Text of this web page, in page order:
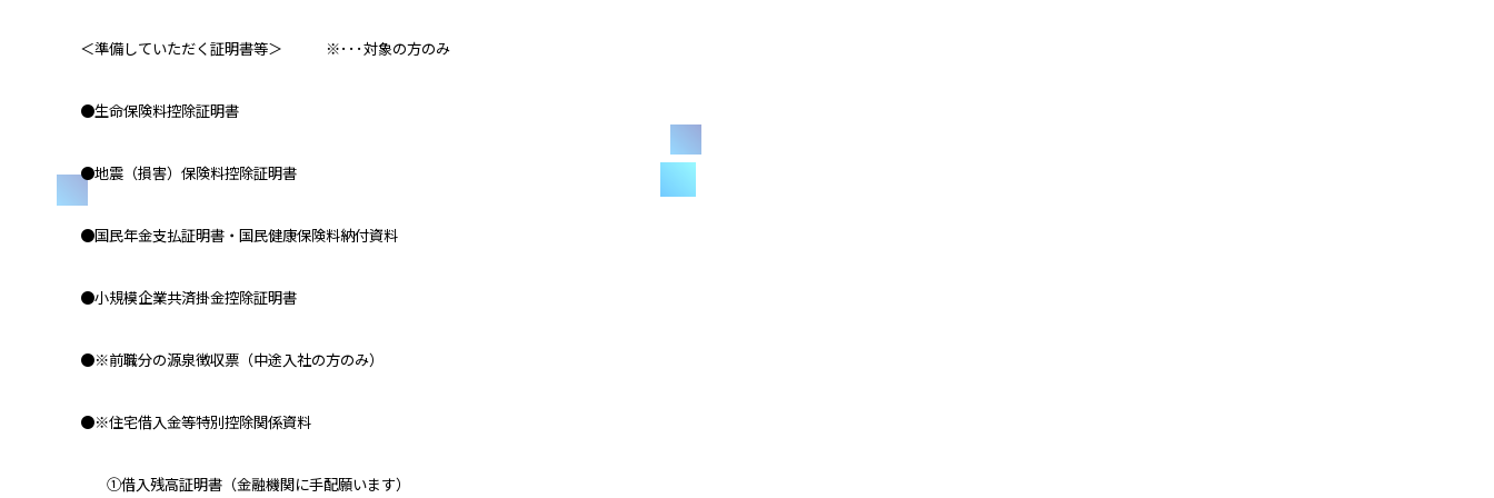
＜準備していただく証明書等＞ ※･･･対象の方のみ
●生命保険料控除証明書
●地震（損害）保険料控除証明書
●国民年金支払証明書・国民健康保険料納付資料
●小規模企業共済掛金控除証明書
●※前職分の源泉徴収票（中途入社の方のみ）
●※住宅借入金等特別控除関係資料
①借入残高証明書（金融機関に手配願います）